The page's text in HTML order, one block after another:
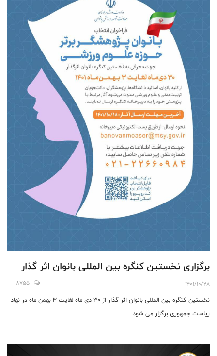
برگزاری نخستین کنگره بین المللی بانوان اثر گذار
1401/10/28
8755
نخستین کنگره بین المللی بانوان اثر گذار از 30 دی ماه لغایت 3 بهمن ماه در نهاد
ریاست جمهوری برگزار می شود.